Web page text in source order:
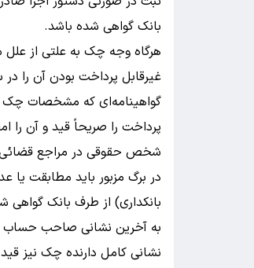
بانک گواهی شده باشد.
هرگاه وجه چک به علتی از علل
غیرقابل پرداخت بودن آن را
گواهینامه‌ای که مشخصات چک
پرداخت را صریحاً قید و آن را
شخص حقوقی در مراجع قضائی
در برگ مزبور باید مطابقت
بانکداری) از طرف بانک
به آخرین نشانی صاحب حساب
نشانی کامل دارنده چک نیز